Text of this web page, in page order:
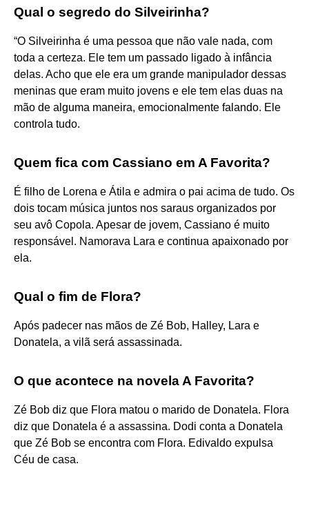
Qual o segredo do Silveirinha?
“O Silveirinha é uma pessoa que não vale nada, com
toda a certeza. Ele tem um passado ligado à infância
delas. Acho que ele era um grande manipulador dessas
meninas que eram muito jovens e ele tem elas duas na
mão de alguma maneira, emocionalmente falando. Ele
controla tudo.
Quem fica com Cassiano em A Favorita?
É filho de Lorena e Átila e admira o pai acima de tudo. Os
dois tocam música juntos nos saraus organizados por
seu avô Copola. Apesar de jovem, Cassiano é muito
responsável. Namorava Lara e continua apaixonado por
ela.
Qual o fim de Flora?
Após padecer nas mãos de Zé Bob, Halley, Lara e
Donatela, a vilã será assassinada.
O que acontece na novela A Favorita?
Zé Bob diz que Flora matou o marido de Donatela. Flora
diz que Donatela é a assassina. Dodi conta a Donatela
que Zé Bob se encontra com Flora. Edivaldo expulsa
Céu de casa.